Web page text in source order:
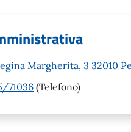
Margherita, 3 32010
71036(Telefono)